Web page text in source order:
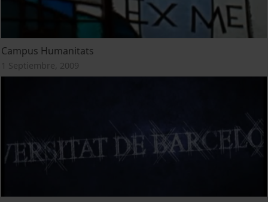
Campus Humanitats
1 Septiembre, 2009